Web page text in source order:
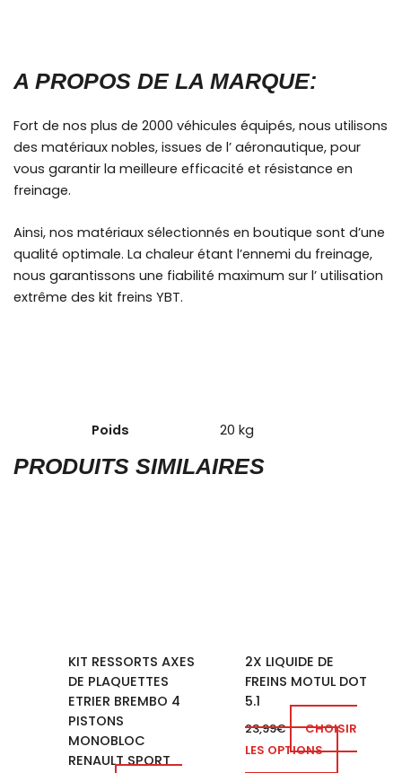
A PROPOS DE LA MARQUE:
Fort de nos plus de 2000 véhicules équipés, nous utilisons
des matériaux nobles, issues de l’ aéronautique, pour
vous garantir la meilleure efficacité et résistance en
freinage.
Ainsi, nos matériaux sélectionnés en boutique sont d’une
qualité optimale. La chaleur étant l’ennemi du freinage,
nous garantissons une fiabilité maximum sur l’ utilisation
extrême des kit freins YBT.
Poids 20 kg
PRODUITS SIMILAIRES
KIT RESSORTS AXES
DE PLAQUETTES
ETRIER BREMBO 4
PISTONS
MONOBLOC
RENAULT SPORT
2X LIQUIDE DE
FREINS MOTUL DOT
5.1
23,99€
CHOISIR
LES OPTIONS